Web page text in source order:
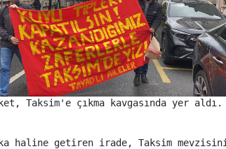
Taksim'e çıkma kavgasında yer aldı.
haline getiren irade, Taksim mevzisinin